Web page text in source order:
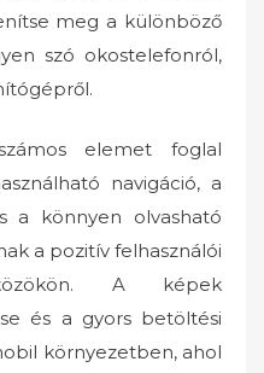
meg a különböző
szó okostelefonról,
elemet foglal
navigáció, a
a könnyen olvasható
a pozitív felhasználói
A képek
és a gyors betöltési
környezetben, ahol